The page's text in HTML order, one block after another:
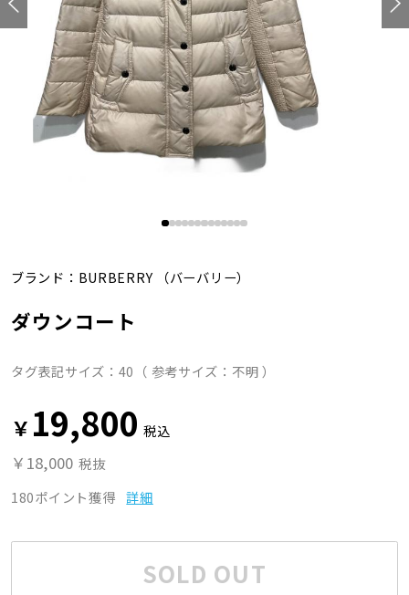
ブランド： BURBERRY （バーバリー）
ダウンコート
タグ表記サイズ：40（ 参考サイズ：不明 ）
￥ 19,800 税込
￥18,000 税抜
180ポイント獲得 詳細
SOLD OUT